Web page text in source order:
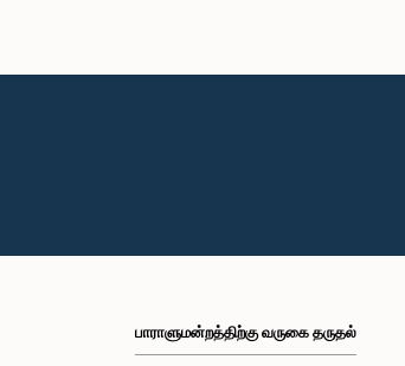
பாராளுமன்றத்திற்கு வருகை தருதல்